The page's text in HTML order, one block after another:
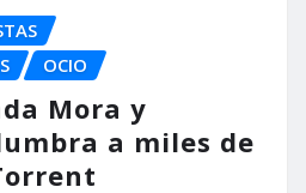
OCIO
Mora y
a miles de